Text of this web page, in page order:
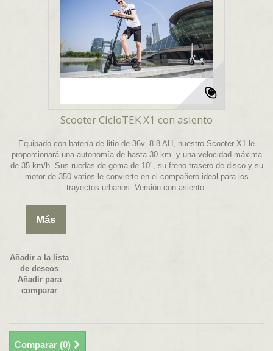
Scooter CicloTEK X1 con asiento
Equipado con batería de litio de 36v. 8.8 AH, nuestro Scooter X1 le
proporcionará una autonomía de hasta 30 km. y una velocidad máxima
de 35 km/h. Sus ruedas de goma de 10", su freno trasero de disco y su
motor de 350 vatios le convierte en el compañero ideal para los
trayectos urbanos. Versión con asiento.
Más
Añadir a la lista
de deseos
Añadir para
comparar
Comparar (0)